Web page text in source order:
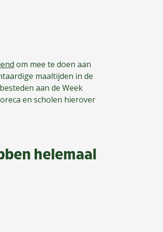
om mee te doen aan
maaltijden in de
aan de Week
en scholen hierover
helemaal